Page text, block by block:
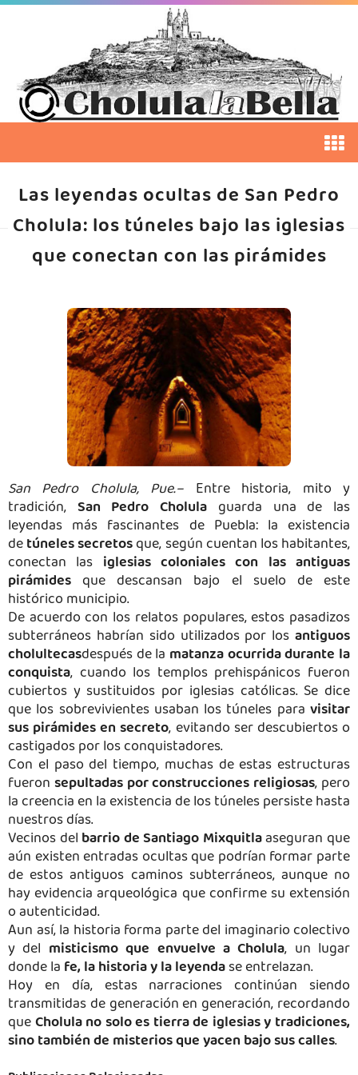
Las leyendas ocultas de San Pedro
Cholula: los túneles bajo las iglesias
que conectan con las pirámides
San Pedro Cholula, Pue.– Entre historia, mito y
tradición, San Pedro Cholula guarda una de las
leyendas más fascinantes de Puebla: la existencia
detúneles secretosque, según cuentan los habitantes,
conectan las iglesias coloniales con las antiguas
pirámides que descansan bajo el suelo de este
histórico municipio.
De acuerdo con los relatos populares, estos pasadizos
subterráneos habrían sido utilizados por los antiguos
cholultecasdespués de la matanza ocurrida durante la
conquista, cuando los templos prehispánicos fueron
cubiertos y sustituidos por iglesias católicas. Se dice
que los sobrevivientes usaban los túneles para visitar
sus pirámides en secreto, evitando ser descubiertos o
castigados por los conquistadores.
Con el paso del tiempo, muchas de estas estructuras
fueronsepultadas por construcciones religiosas, pero
la creencia en la existencia de los túneles persiste hasta
nuestros días.
Vecinos delbarrio de Santiago Mixquitlaaseguran que
aún existen entradas ocultas que podrían formar parte
de estos antiguos caminos subterráneos, aunque no
hay evidencia arqueológica que confirme su extensión
o autenticidad.
Aun así, la historia forma parte del imaginario colectivo
y del misticismo que envuelve a Cholula, un lugar
donde lafe, la historia y la leyendase entrelazan.
Hoy en día, estas narraciones continúan siendo
transmitidas de generación en generación, recordando
queCholula no solo es tierra de iglesias y tradiciones,
sino también de misterios que yacen bajo sus calles.